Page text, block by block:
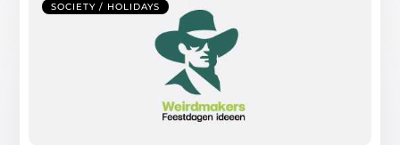
SOCIETY / HOLIDAYS